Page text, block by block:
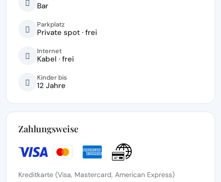
Bar
Parkplatz
Private spot · frei
Internet
Kabel · frei
Kinder bis
12 Jahre
Zahlungsweise
Kreditkarte (Visa, Mastercard, American Express)